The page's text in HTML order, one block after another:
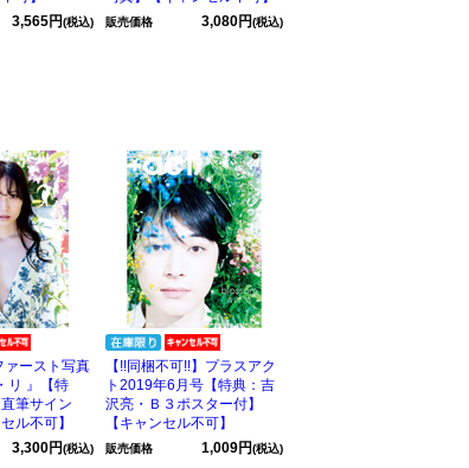
3,565円(税込) 販売価格 3,080円(税込)
ァースト写真
リ 』【特
筆サイン
ル不可】
3,300円(税込)
【!!同梱不可!!】プラスアク
ト2019年6月号【特典：吉
沢亮・Ｂ３ポスター付】
【キャンセル不可】
販売価格 1,009円(税込)